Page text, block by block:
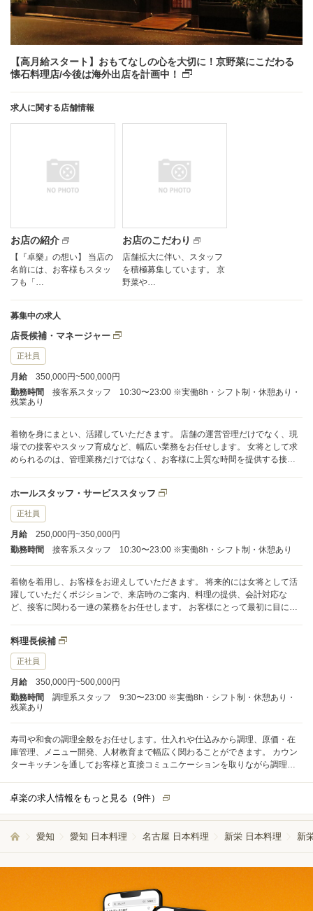
【高月給スタート】おもてなしの心を大切に！京野菜にこだわる
懐石料理店/今後は海外出店を計画中！
求人に関する店舗情報
お店の紹介
【『卓樂』の想い】 当店の
名前には、お客様もスタッ
フも「…
お店のこだわり
店舗拡大に伴い、スタッフ
を積極募集しています。 京
野菜や…
募集中の求人
店長候補・マネージャー
正社員
月給
350,000円~500,000円
勤務時間
接客系スタッフ 10:30〜23:00 ※実働8h・シフト制・休憩あり・
残業あり
着物を身にまとい、活躍していただきます。 店舗の運営管理だけでなく、現
場での接客やスタッフ育成など、幅広い業務をお任せします。 女将として求
められるのは、管理業務だけではなく、お客様に上質な時間を提供する接客
ホールスタッフ・サービススタッフ
正社員
月給
250,000円~350,000円
勤務時間
接客系スタッフ 10:30〜23:00 ※実働8h・シフト制・休憩あり
着物を着用し、お客様をお迎えしていただきます。 将来的には女将として活
躍していただくポジションで、来店時のご案内、料理の提供、会計対応な
ど、接客に関わる一連の業務をお任せします。 お客様にとって最初に目に入
ながら、さらにワンランク上のサービススキルを身につけられる環境です。
料理長候補
正社員
月給
350,000円~500,000円
勤務時間
調理系スタッフ 9:30〜23:00 ※実働8h・シフト制・休憩あり・
残業あり
寿司や和食の調理全般をお任せします。仕入れや仕込みから調理、原価・在
庫管理、メニュー開発、人材教育まで幅広く関わることができます。 カウン
ターキッチンを通してお客様と直接コミュニケーションを取りながら調理で
卓楽の求人情報をもっと見る（9件）
愛知 愛知 日本料理 名古屋 日本料理 新栄 日本料理 新